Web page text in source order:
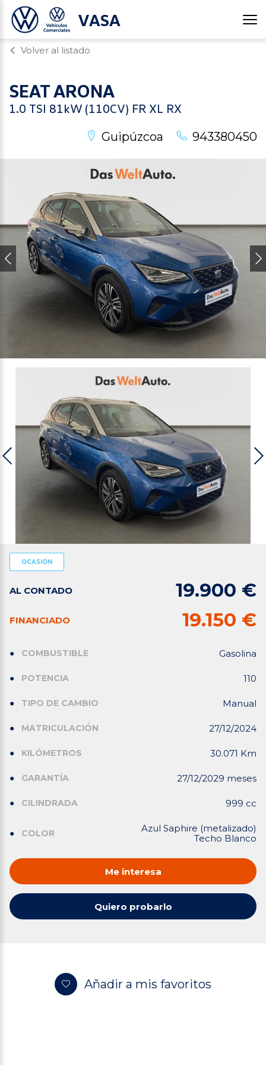
VASA
Volver al listado
SEATARONA
1.0 TSI 81kW (110CV) FR XL RX
Guipúzcoa
943380450
OCASIÓN
AL CONTADO 19.900 €
FINANCIADO 19.150 €
COMBUSTIBLE Gasolina
POTENCIA 110
TIPO DE CAMBIO Manual
MATRICULACIÓN 27/12/2024
KILÓMETROS 30.071 Km
GARANTÍA 27/12/2029 meses
CILINDRADA 999 cc
COLOR
Azul Saphire (metalizado)
Techo Blanco
Me interesa
Quiero probarlo
Añadir a mis favoritos